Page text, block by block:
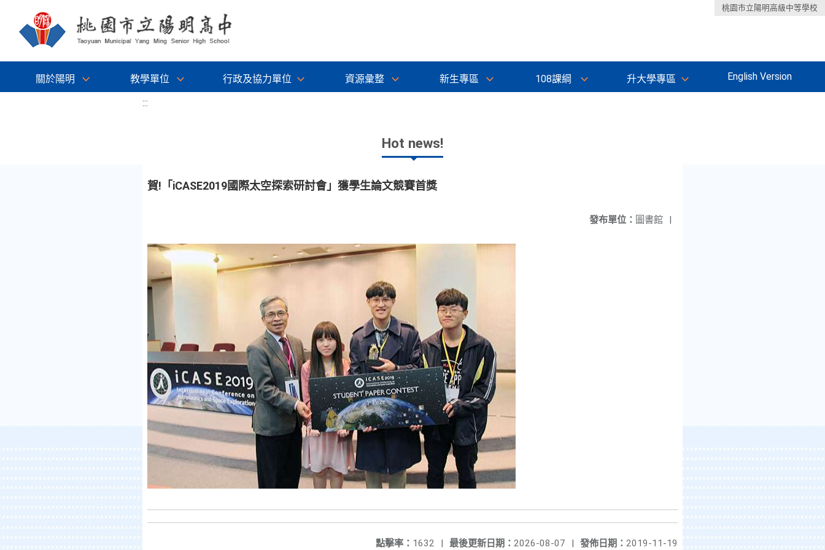
桃園市立陽明高級中等學校
關於陽明 教學單位 行政及協力單位 資源彙整 新生專區 108課綱 升大學專區 English Version
:::
Hot news!
賀!「iCASE2019國際太空探索研討會」獲學生論文競賽首獎
發布單位： 圖書館 |
發佈日期： 2019-11-19
最後更新日期： 2026-08-07 |
點擊率： 1632 |